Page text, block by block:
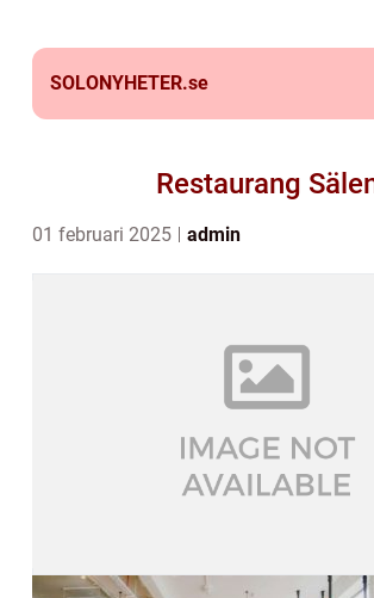
SOLONYHETER.se
Restaurang
01 februari 2025 admin